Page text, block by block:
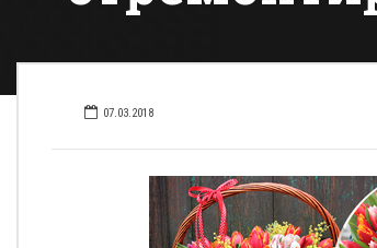
07.03.2018